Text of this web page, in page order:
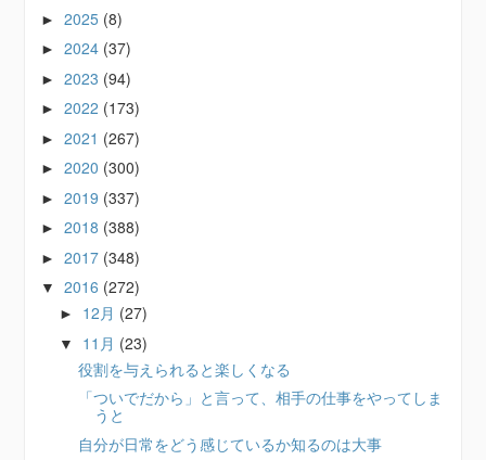
►2025 (8)
►2024 (37)
►2023 (94)
►2022 (173)
►2021 (267)
►2020 (300)
►2019 (337)
►2018 (388)
►2017 (348)
▼2016 (272)
► 12月 (27)
▼ 11月 (23)
役割を与えられると楽しくなる
「ついでだから」と言って、相手の仕事をやってしま
うと
自分が日常をどう感じているか知るのは大事